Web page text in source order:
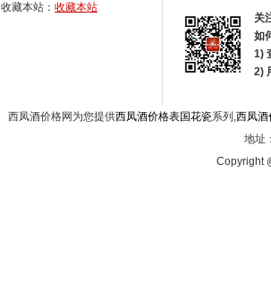
收藏本站： 收藏本站
关
如
1)
2)
西凤酒价格网为您提供西凤酒价格表国花瓷系列,西凤酒
地址
Copyright